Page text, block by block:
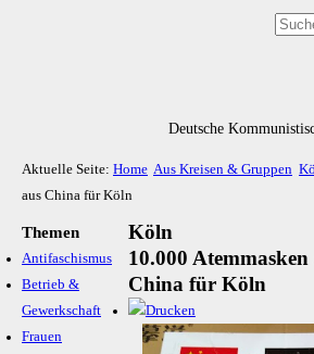
Deutsche
Aktuelle Seite: Home Aus Kreisen & Gruppen
aus China für Köln
Themen
Antifaschismus
Betrieb &
Gewerkschaft
Frauen
Köln
10.000 Atemmasken
China für Köln